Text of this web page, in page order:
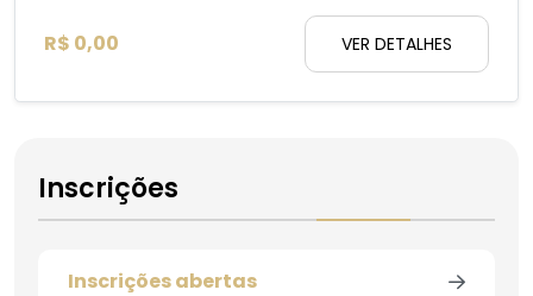
R$ 0,00 VER DETALHES
Inscrições
Inscrições abertas